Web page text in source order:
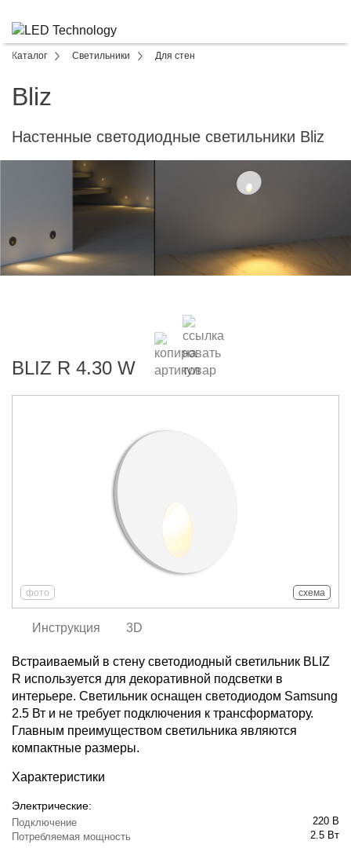
Каталог Светильники Для стен
Bliz
Настенные светодиодные светильники Bliz
BLIZ R 4.30 W
фото схема
Инструкция 3D
Встраиваемый в стену светодиодный светильник BLIZ
R используется для декоративной подсветки в
интерьере. Светильник оснащен светодиодом Samsung
2.5 Вт и не требует подключения к трансформатору.
Главным преимуществом светильника являются
компактные размеры.
Характеристики
Электрические:
Подключение
220 В
Потребляемая мощность
2.5 Вт